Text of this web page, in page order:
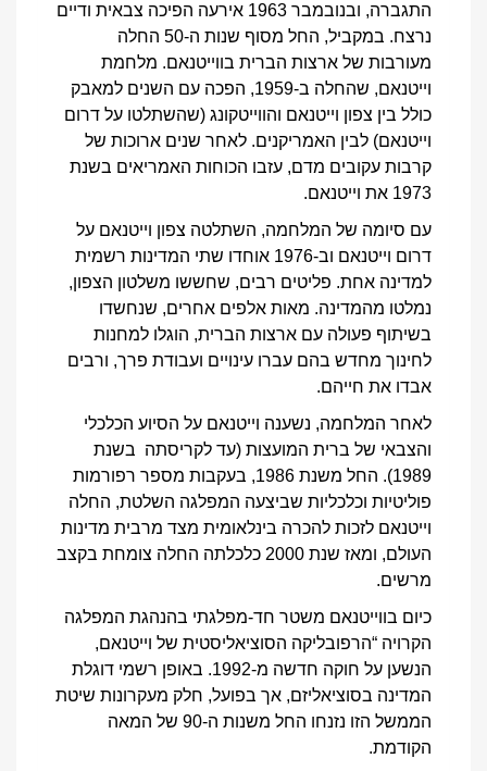
התגברה, ובנובמבר 1963 אירעה הפיכה צבאית ודיים
נרצח. במקביל, החל מסוף שנות ה-50 החלה
מעורבות של ארצות הברית בווייטנאם. מלחמת
וייטנאם, שהחלה ב-1959, הפכה עם השנים למאבק
כולל בין צפון וייטנאם והווייטקונג (שהשתלטו על דרום
וייטנאם) לבין האמריקנים. לאחר שנים ארוכות של
קרבות עקובים מדם, עזבו הכוחות האמריאים בשנת
1973 את וייטנאם.
עם סיומה של המלחמה, השתלטה צפון וייטנאם על
דרום וייטנאם וב-1976 אוחדו שתי המדינות רשמית
למדינה אחת. פליטים רבים, שחששו משלטון הצפון,
נמלטו מהמדינה. מאות אלפים אחרים, שנחשדו
בשיתוף פעולה עם ארצות הברית, הוגלו למחנות
לחינוך מחדש בהם עברו עינויים ועבודת פרך, ורבים
אבדו את חייהם.
לאחר המלחמה, נשענה וייטנאם על הסיוע הכלכלי
והצבאי של ברית המועצות (עד לקריסתה בשנת
1989). החל משנת 1986, בעקבות מספר רפורמות
פוליטיות וכלכליות שביצעה המפלגה השלטת, החלה
וייטנאם לזכות להכרה בינלאומית מצד מרבית מדינות
העולם, ומאז שנת 2000 כלכלתה החלה צומחת בקצב
מרשים.
כיום בווייטנאם משטר חד-מפלגתי בהנהגת המפלגה
הקרויה “הרפובליקה הסוציאליסטית של וייטנאם,
הנשען על חוקה חדשה מ-1992. באופן רשמי דוגלת
המדינה בסוציאליזם, אך בפועל, חלק מעקרונות שיטת
הממשל הזו נזנחו החל משנות ה-90 של המאה
הקודמת.